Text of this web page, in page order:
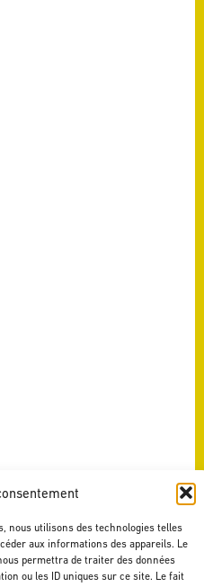
nous utilisons des technologies telles
aux informations des appareils. Le
permettra de traiter des données
ou les ID uniques sur ce site. Le fait